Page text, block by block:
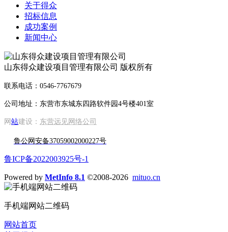
关于得众
招标信息
成功案例
新闻中心
山东得众建设项目管理有限公司 版权所有
联系电话：0546-7767679
公司地址：东营市东城东四路软件园4号楼401室
网站建设： 东营远见网络公司
鲁公网安备37059002000227号
鲁ICP备2022003925号-1
Powered by MetInfo 8.1 ©2008-2026 mituo.cn
手机端网站二维码
网站首页